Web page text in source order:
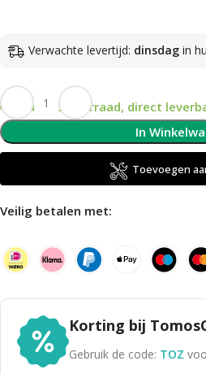
Verwachte levertijd: dinsdag in
Op voorraad, direct
In
Toevoegen
Veilig betalen met:
Korting bij
Gebruik de code: TOZ